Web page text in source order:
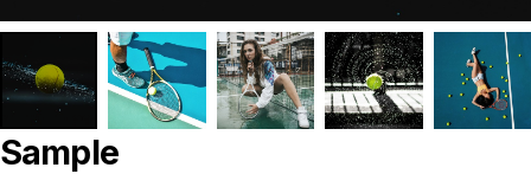
Cap
Underwear
Sample